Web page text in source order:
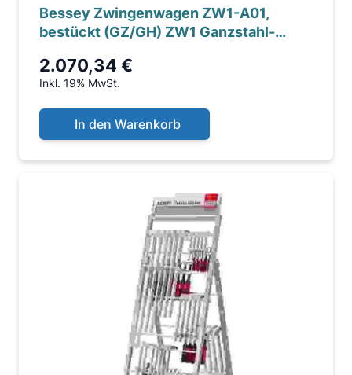
Bessey Zwingenwagen ZW1-A01,
bestückt (GZ/GH) ZW1 Ganzstahl-
2.070,34 €
Inkl. 19% MwSt.
In den Warenkorb